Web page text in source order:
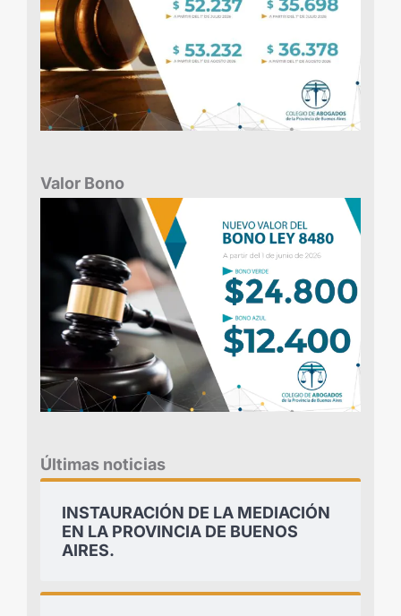
Valor Bono
Últimas noticias
INSTAURACIÓN DE LA MEDIACIÓN
EN LA PROVINCIA DE BUENOS
AIRES.